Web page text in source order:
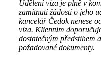
Udělení víza je plně v
zamítnutí žádosti o jeho
kancelář Čedok nenese
víza. Klientům
dostatečným předstihem
požadované dokumenty.